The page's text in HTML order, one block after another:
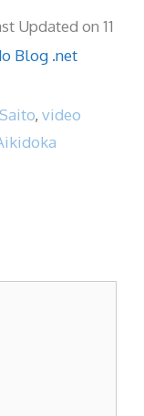
Updated on 11
Blog .net
,video